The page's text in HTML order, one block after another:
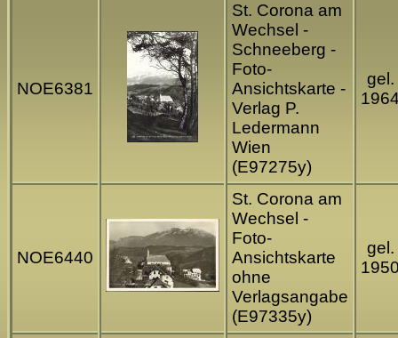
NOE6381
St. Corona am
Wechsel -
Schneeberg -
Foto-
Ansichtskarte -
Verlag P.
Ledermann
Wien
(E97275y)
gel.
NOE6440
St. Corona am
Wechsel -
Foto-
Ansichtskarte
ohne
Verlagsangabe
(E97335y)
gel.